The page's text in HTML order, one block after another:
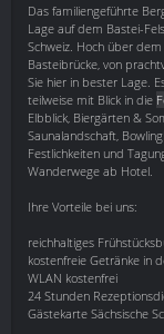
Das familiengeführte
Lage auf dem Bastei-
Schweiz. Hoch über
Basteibrücke, von
Sie hier in bester Lage.
teilweise mit Blick in die
Elbblick, Biergärten &
Saunalandschaft,
Festlichkeiten und
Wanderwege ab Hotel.
Ihre Vorteile bei uns:
reichhaltiges
kostenfreie Getränke in
WLAN kostenfrei
24 Stunden
Gästekarte Sächsische